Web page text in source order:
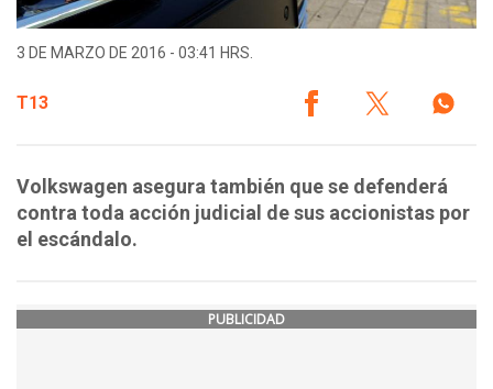
3 DE MARZO DE 2016 - 03:41 HRS.
T13
Volkswagen asegura también que se defenderá
contra toda acción judicial de sus accionistas por
el escándalo.
PUBLICIDAD